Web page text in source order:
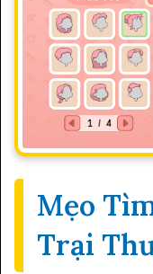
Mẹo
Trại